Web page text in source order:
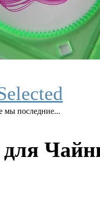
мы последние...
для